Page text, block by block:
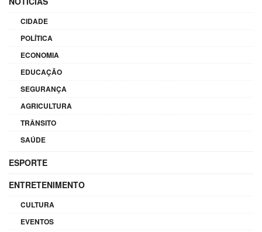
CIDADE
POLÍTICA
ECONOMIA
EDUCAÇÃO
SEGURANÇA
AGRICULTURA
TRÂNSITO
SAÚDE
ESPORTE
ENTRETENIMENTO
CULTURA
EVENTOS